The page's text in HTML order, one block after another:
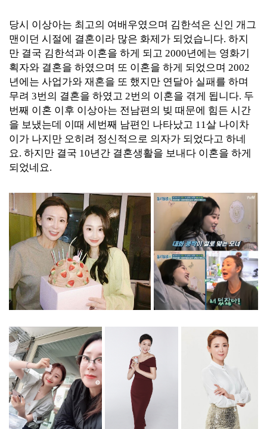
당시 이상아는 최고의 여배우였으며 김한석은 신인 개그
맨이던 시절에 결혼이라 많은 화제가 되었습니다. 하지
만 결국 김한석과 이혼을 하게 되고 2000년에는 영화기
획자와 결혼을 하였으며 또 이혼을 하게 되었으며 2002
년에는 사업가와 재혼을 또 했지만 연달아 실패를 하며
무려 3번의 결혼을 하였고 2번의 이혼을 겪게 됩니다. 두
번째 이혼 이후 이상아는 전남편의 빚 때문에 힘든 시간
을 보냈는데 이때 세번째 남편인 나타났고 11살 나이차
이가 나지만 오히려 정신적으로 의자가 되었다고 하네
요. 하지만 결국 10년간 결혼생활을 보내다 이혼을 하게
되었네요.